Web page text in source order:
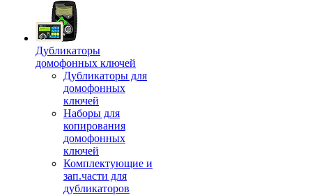
Дубликаторы
домофонных ключей
Дубликаторы для
домофонных
ключей
Наборы для
копирования
домофонных
ключей
Комплектующие и
зап.части для
дубликаторов